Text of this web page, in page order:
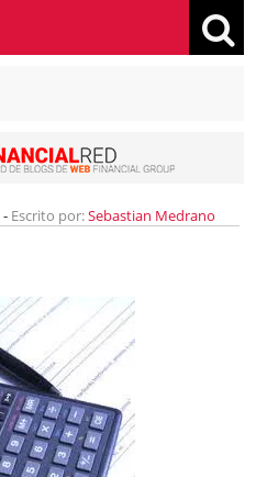
- Escrito por:Sebastian Medrano